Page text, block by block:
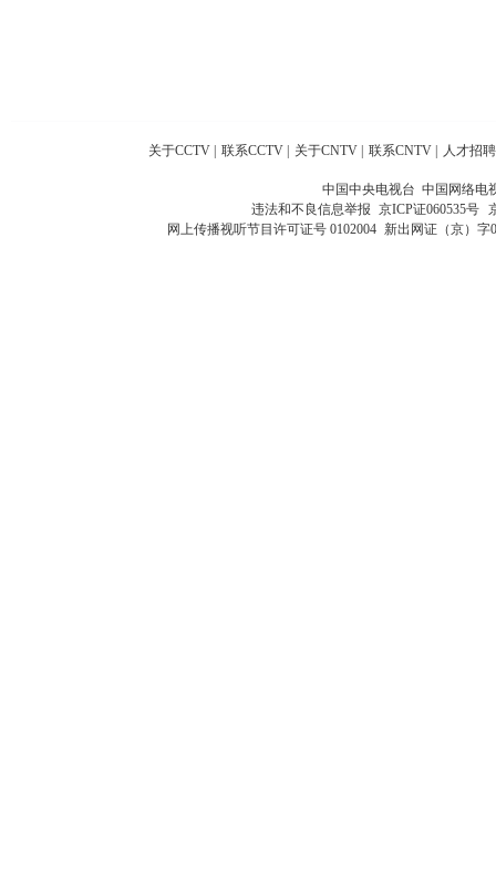
关于CCTV | 联系CCTV | 关于CNTV | 联系CNTV | 人才招聘
中国中央电视台 中国网络电
违法和不良信息举报 京ICP证060535号
网上传播视听节目许可证号 0102004 新出网证（京）